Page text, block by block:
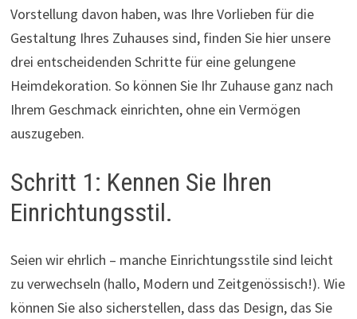
Vorstellung davon haben, was Ihre Vorlieben für die
Gestaltung Ihres Zuhauses sind, finden Sie hier unsere
drei entscheidenden Schritte für eine gelungene
Heimdekoration. So können Sie Ihr Zuhause ganz nach
Ihrem Geschmack einrichten, ohne ein Vermögen
auszugeben.
Schritt 1: Kennen Sie Ihren
Einrichtungsstil.
Seien wir ehrlich – manche Einrichtungsstile sind leicht
zu verwechseln (hallo, Modern und Zeitgenössisch!). Wie
können Sie also sicherstellen, dass das Design, das Sie